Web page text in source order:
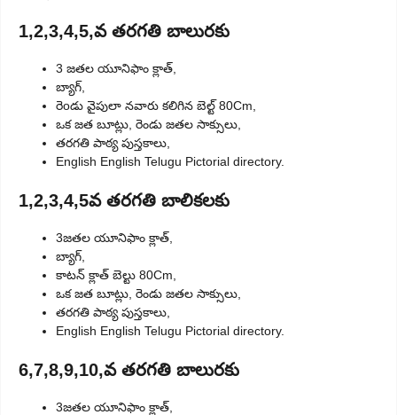
1,2,3,4,5,వ తరగతి బాలురకు
3 జతల యూనిఫాం క్లాత్,
బ్యాగ్,
రెoడు వైపులా నవారు కలిగిన బెల్ట్ 80Cm,
ఒక జత బూట్లు, రెండు జతల సాక్సులు,
తరగతి పాఠ్య పుస్తకాలు,
English English Telugu Pictorial directory.
1,2,3,4,5వ తరగతి బాలికలకు
3జతల యూనిఫాం క్లాత్,
బ్యాగ్,
కాటన్ క్లాత్ బెల్టు 80Cm,
ఒక జత బూట్లు, రెండు జతల సాక్సులు,
తరగతి పాఠ్య పుస్తకాలు,
English English Telugu Pictorial directory.
6,7,8,9,10,వ తరగతి బాలురకు
3జతల యూనిఫాం క్లాత్,